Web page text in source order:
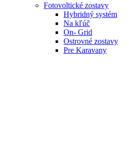
Fotovoltické zostavy
Hybridný systém
Na kľúč
On- Grid
Ostrovné zostavy
Pre Karavany